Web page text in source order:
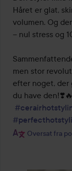
Håret er glat,
volumen. Og
– nul stress og
men stor
efter noget, der
du have den!❣️🔥
Oversat fra